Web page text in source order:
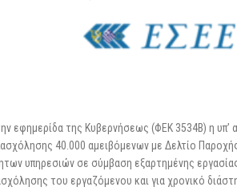
εφημερίδα της Κυβερνήσεως (ΦΕΚ 3534Β) η
40.000 αμειβόμενων με Δελτίο
υπηρεσιών σε σύμβαση εξαρτημένης
του εργαζόμενου και για χρονικό